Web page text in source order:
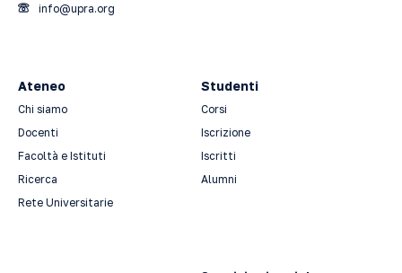
info@upra.org
Ateneo
Chi siamo
Docenti
Facoltà e Istituti
Ricerca
Rete Universitarie
Studenti
Corsi
Iscrizione
Iscritti
Alumni